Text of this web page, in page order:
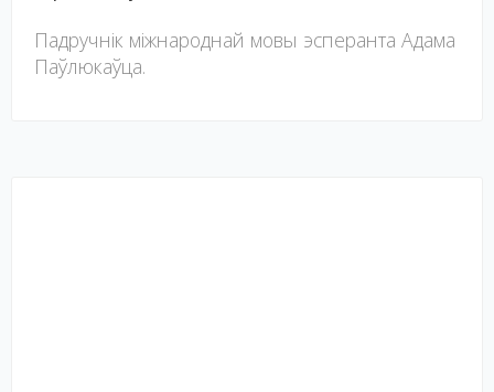
Падручнік міжнароднай мовы эсперанта Адама
Паўлюкаўца.